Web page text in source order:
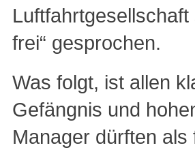
frei“ gesprochen.
Was folgt, ist allen
Gefängnis und
Manager dürften